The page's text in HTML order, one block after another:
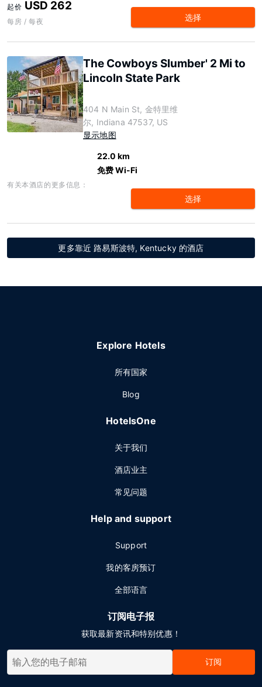
起价 USD 262
每房 / 每夜 选择
The Cowboys Slumber' 2 Mi to
Lincoln State Park
404 N Main St, 金特里维
尔, Indiana 47537, US
显示地图
22.0 km
免费 Wi-Fi
有关本酒店的更多信息：
选择
更多靠近 路易斯波特, Kentucky 的酒店
Explore Hotels
所有国家
Blog
HotelsOne
关于我们
酒店业主
常见问题
Help and support
Support
我的客房预订
全部语言
订阅电子报
获取最新资讯和特别优惠！
订阅